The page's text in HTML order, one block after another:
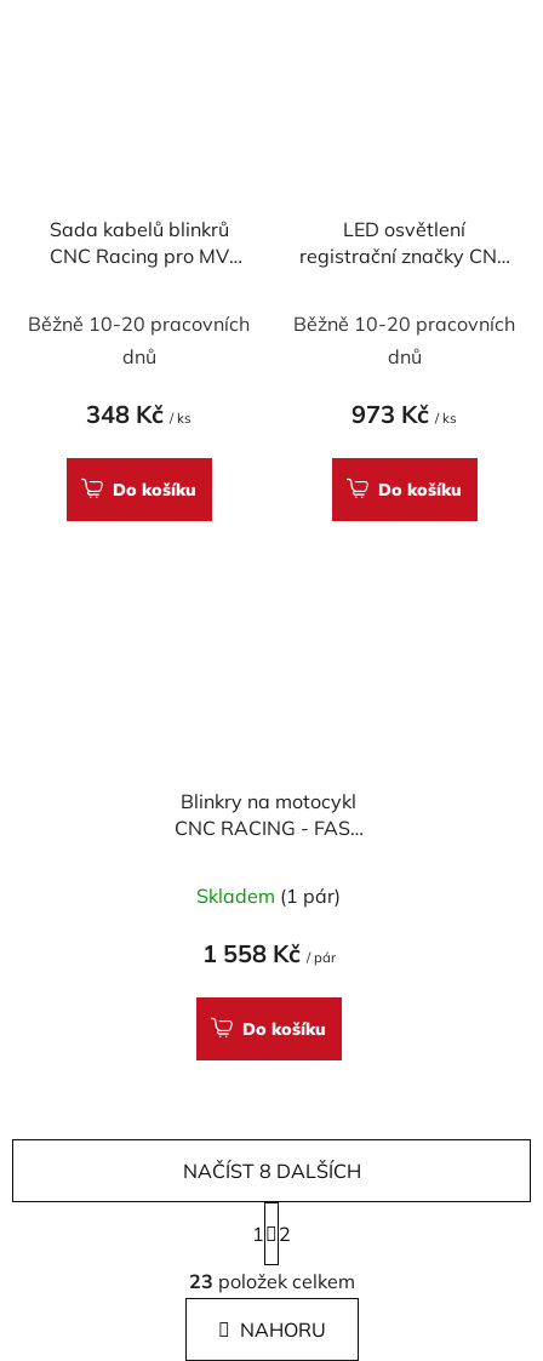
Sada kabelů blinkrů
CNC Racing pro MV
Běžně 10-20 pracovních
dnů
348 Kč / ks
Do košíku
LED osvětlení
registrační značky CNC
Běžně 10-20 pracovních
dnů
973 Kč / ks
Do košíku
Blinkry na motocykl
CNC RACING - FAST
Skladem (1 pár)
1 558 Kč / pár
Do košíku
O
v
l
á
NAČÍST 8 DALŠÍCH
S
t
r
á
n
k
1
2
23 položek celkem
NAHORU